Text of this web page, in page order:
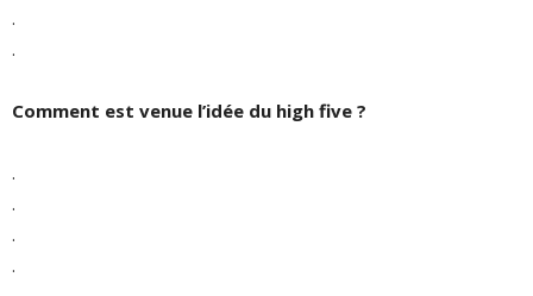
.
.
Comment est venue l’idée du high five ?
.
.
.
.